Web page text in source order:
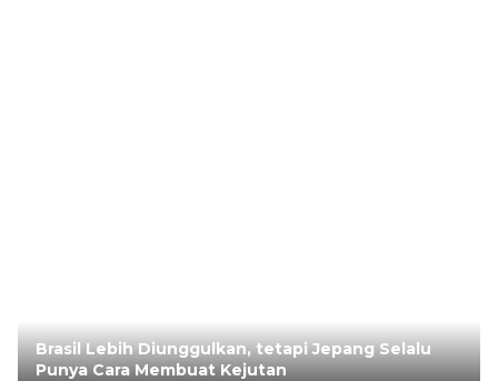
Brasil Lebih Diunggulkan, tetapi Jepang Selalu
Punya Cara Membuat Kejutan